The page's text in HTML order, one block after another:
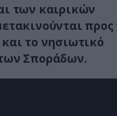
των καιρικών
προς
το νησιωτικό
Σποράδων.